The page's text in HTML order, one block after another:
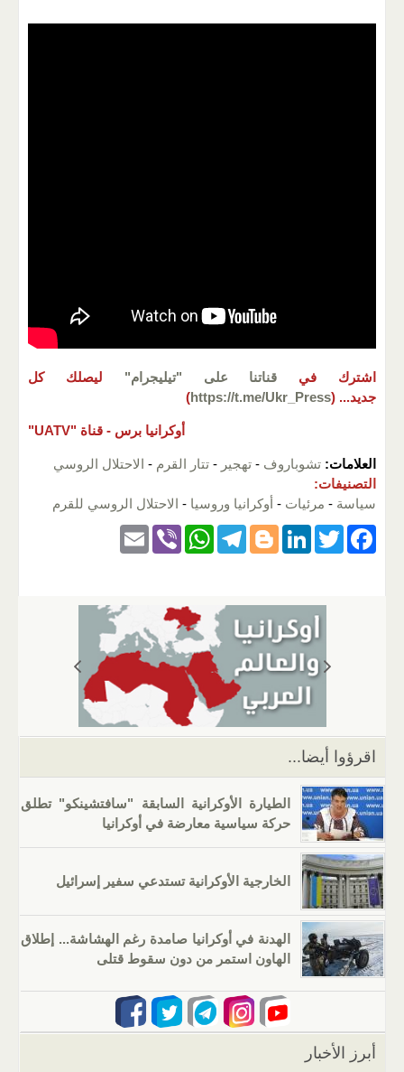
اشترك في قناتنا على "تيليجرام"
ليصلك كل
جديد... (
https://t.me/Ukr_Press
)
أوكرانيا برس - قناة "UATV"
العلامات: تشوباروف - تهجير - تتار القرم - الاحتلال الروسي
التصنيفات:
سياسة - مرئيات - أوكرانيا وروسيا - الاحتلال الروسي للقرم
F
k
T
er
Li
e
dI
n
Bl
g
er
T
gr
a
m
W
s
A
p
Vi
اقرؤوا أيضا...
الطيارة الأوكرانية السابقة "سافتشينكو" تطلق
حركة سياسية معارضة في أوكرانيا
الخارجية الأوكرانية تستدعي سفير إسرائيل
الهدنة في أوكرانيا صامدة رغم الهشاشة... إطلاق
الهاون استمر من دون سقوط قتلى
أبرز الأخبار